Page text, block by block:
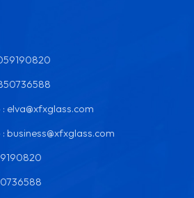
elva@xfxglass.com
:business@xfxglass.com